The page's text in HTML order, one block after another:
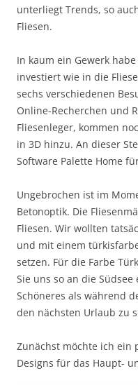
unterliegt Trends, so
Fliesen.
In kaum ein Gewerk
investiert wie in die
sechs verschiedenen
Online-Recherchen und
Fliesenleger, kommen
in 3D hinzu. An dieser
Software Palette Home
Ungebrochen ist im
Betonoptik. Die
Fliesen. Wir wollten
und mit einem
setzen. Für die Farbe
Sie uns so an die
Schöneres als während
den nächsten Urlaub zu
Zunächst möchte ich ein
Designs für das Haupt-